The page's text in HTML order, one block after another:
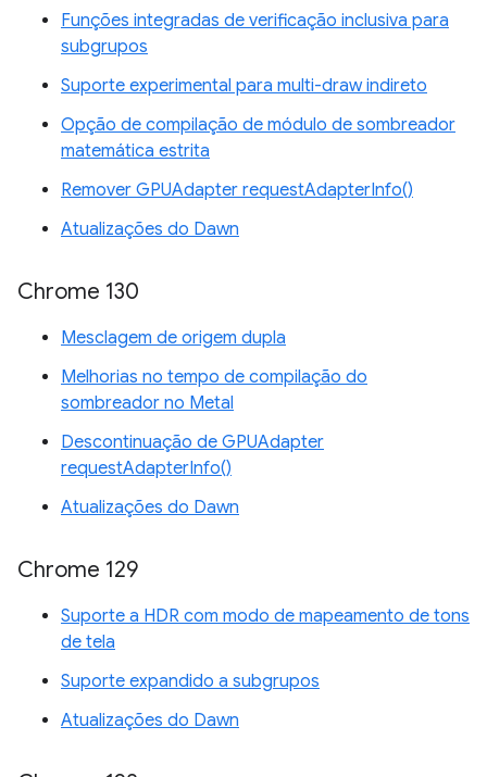
Funções integradas de verificação inclusiva para
subgrupos
Suporte experimental para multi-draw indireto
Opção de compilação de módulo de sombreador
matemática estrita
Remover GPUAdapter requestAdapterInfo()
Atualizações do Dawn
Chrome 130
Mesclagem de origem dupla
Melhorias no tempo de compilação do
sombreador no Metal
Descontinuação de GPUAdapter
requestAdapterInfo()
Atualizações do Dawn
Chrome 129
Suporte a HDR com modo de mapeamento de tons
de tela
Suporte expandido a subgrupos
Atualizações do Dawn